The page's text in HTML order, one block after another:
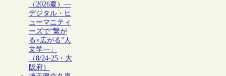
（2026夏）―
デジタル・ヒ
ューマニティ
ーズで“繋が
る×広がる”人
文学―」
（8/24-25・大
阪府）